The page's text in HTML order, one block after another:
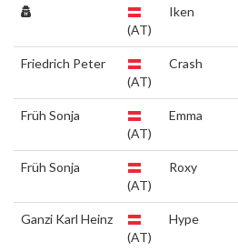
(AT)
Iken
Friedrich Peter
(AT)
Crash
Früh Sonja
(AT)
Emma
Früh Sonja
(AT)
Roxy
Ganzi Karl Heinz
(AT)
Hype